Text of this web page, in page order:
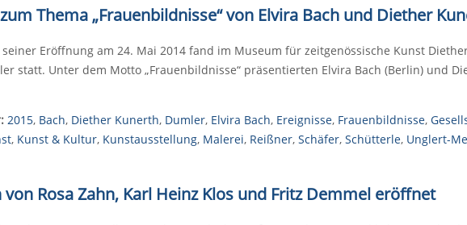
Thema „Frauenbildnisse“von Elvira Bach und Diether
seiner Eröffnung am 24. Mai 2014 fand im Museum für zeitgenössische Kunst
statt. Unter dem Motto „Frauenbildnisse“ präsentierten Elvira Bach (Berlin) und
2015, Bach, Diether Kunerth, Dumler, Elvira Bach, Ereignisse, Frauenbildnisse,
, Kunst & Kultur, Kunstausstellung, Malerei, Reißner, Schäfer, Schütterle, Unglert-
Rosa Zahn, Karl Heinz Klos und Fritz Demmel eröffnet